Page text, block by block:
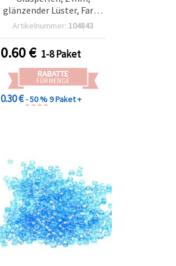
glänzender Lüster, Farbe
1125, 50 g
Artikelnummer: 104843
0.60€ 1-8 Paket
RABATTE
FÜR MENGE
0.30 €- 50 %9 Paket +